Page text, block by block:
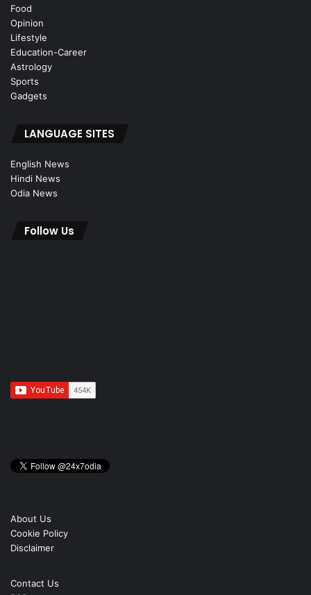
Food
Opinion
Lifestyle
Education-Career
Astrology
Sports
Gadgets
LANGUAGE SITES
English News
Hindi News
Odia News
Follow Us
About Us
Cookie Policy
Disclaimer
Contact Us